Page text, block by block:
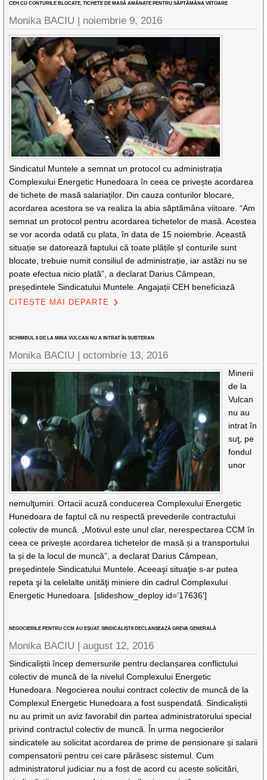
CEH CU CONTURILE BLOCATE, TICHETE DE MASĂ AMÂNATE PENTRU SĂPTĂMÂNA VIITOARE
Monika BACIU | noiembrie 9, 2016
Sindicatul Muntele a semnat un protocol cu administrația
Complexului Energetic Hunedoara în ceea ce privește acordarea
de tichete de masă salariaților. Din cauza conturilor blocare,
acordarea acestora se va realiza la abia săptămâna viitoare. “Am
semnat un protocol pentru acordarea tichetelor de masă. Acestea
se vor acorda odată cu plata, în data de 15 noiembrie. Această
situație se datorează faptului că toate plățile șI conturile sunt
blocate, trebuie numit consiliul de administrație, iar astăzi nu se
poate efectua nicio plată”, a declarat Darius Câmpean,
președintele Sindicatului Muntele. Angajații CEH beneficiază
CITEȘTE MAI DEPARTE
SCHIMBUL II DE LA MINA VULCAN NU A INTRAT ÎN SUBTERAN
Monika BACIU |octombrie 13, 2016
Minerii
de la
Vulcan
nu au
intrat în
suţ, pe
fondul
unor
nemulţumiri. Ortacii acuză conducerea Complexului Energetic
Hunedoara de faptul că nu respectă prevederile contractului
colectiv de muncă. „Motivul este unul clar, nerespectarea CCM în
ceea ce privește acordarea tichetelor de masă și a transportului
la și de la locul de muncă”, a declarat Darius Câmpean,
preşedintele Sindicatului Muntele. Aceeaşi situaţie s-ar putea
repeta şi la celelalte unităţi miniere din cadrul Complexului
Energetic Hunedoara. [slideshow_deploy id=’17636′]
NEGOCIERILE PENTRU CCM AU EȘUAT. SINDICALIȘTII DECLANȘEAZĂ GREVA GENERALĂ
Monika BACIU |august 12, 2016
Sindicaliștii încep demersurile pentru declanșarea conflictului
colectiv de muncă de la nivelul Complexului Energetic
Hunedoara. Negocierea noului contract colectiv de muncă de la
Complexul Energetic Hunedoara a fost suspendată. Sindicaliștii
nu au primit un aviz favorabil din partea administratorului special
privind contractul colectiv de muncă. În urma negocierilor
sindicatele au solicitat acordarea de prime de pensionare și salarii
compensatorii pentru cei care părăsesc sistemul. Cum
administratorul judiciar nu a fost de acord cu aceste solicitări,